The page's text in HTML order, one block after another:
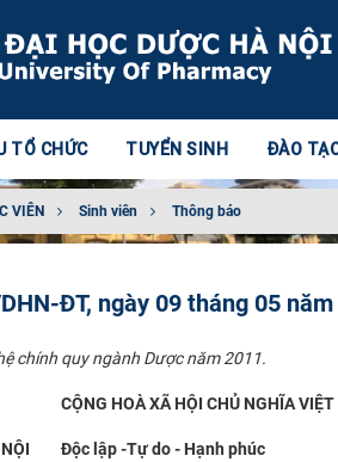
TỔ CHỨC TUYỂN SINH ĐÀO
VIÊN Sinh viên Thông báo
ĐT, ngày 09 tháng 05 năm
chính quy ngành Dược năm 2011.​
CỘNG HOÀ XÃ HỘI CHỦ NGHĨA
Độc lập -Tự do - Hạnh phúc